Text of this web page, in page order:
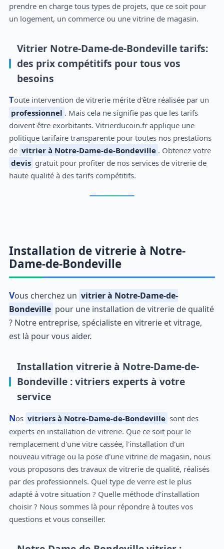
prendre en charge tous types de projets, que ce soit pour
un logement, un commerce ou une vitrine de magasin.
Vitrier Notre-Dame-de-Bondeville tarifs:
des prix compétitifs pour tous vos
besoins
Toute intervention de vitrerie mérite d’être réalisée par un
professionnel . Mais cela ne signifie pas que les tarifs
doivent être exorbitants. Vitrierducoin.fr applique une
politique tarifaire transparente pour toutes nos prestations
de vitrier à Notre-Dame-de-Bondeville . Obtenez votre
devis gratuit pour profiter de nos services de vitrerie de
haute qualité à des tarifs compétitifs.
Installation de vitrerie à Notre-
Dame-de-Bondeville
Vous cherchez un vitrier à Notre-Dame-de-
Bondeville pour une installation de vitrerie de qualité
? Notre entreprise, spécialiste en vitrerie et vitrage,
est là pour vous aider.
Installation vitrerie à Notre-Dame-de-
Bondeville : vitriers experts à votre
service
Nos vitriers à Notre-Dame-de-Bondeville sont des
experts en installation de vitrerie. Que ce soit pour le
remplacement d'une vitre cassée, l'installation d'un
nouveau vitrage ou la pose d'une vitrine de magasin, nous
vous proposons des travaux de vitrerie de qualité, réalisés
par des professionnels. Quel type de verre est le plus
adapté à votre situation ? Quelle méthode d'installation
choisir ? Nous sommes là pour répondre à toutes vos
questions et vous conseiller.